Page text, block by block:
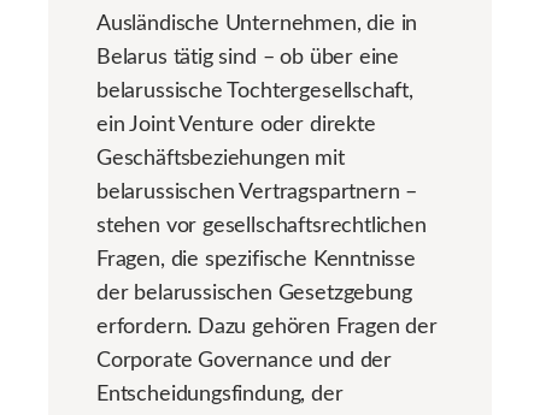
Ausländische Unternehmen, die in
Belarus tätig sind – ob über eine
belarussische Tochtergesellschaft,
ein Joint Venture oder direkte
Geschäftsbeziehungen mit
belarussischen Vertragspartnern –
stehen vor gesellschaftsrechtlichen
Fragen, die spezifische Kenntnisse
der belarussischen Gesetzgebung
erfordern. Dazu gehören Fragen der
Corporate Governance und der
Entscheidungsfindung, der